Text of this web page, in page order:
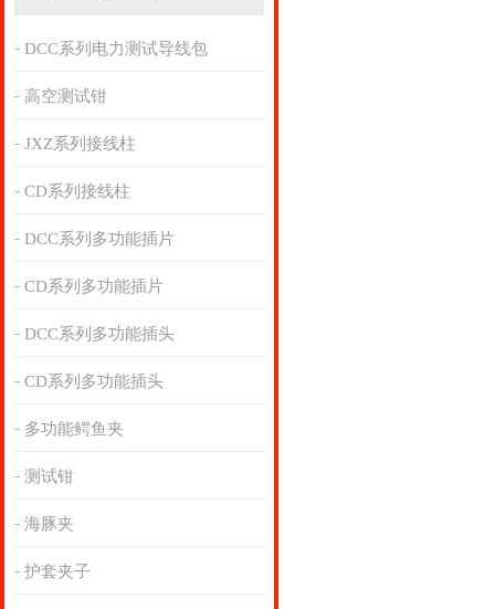
DCC系列电力测试导线包
高空测试钳
JXZ系列接线柱
CD系列接线柱
DCC系列多功能插片
CD系列多功能插片
DCC系列多功能插头
CD系列多功能插头
多功能鳄鱼夹
测试钳
海豚夹
护套夹子